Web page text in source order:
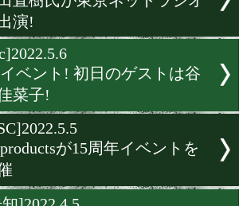
[rsc]2022.6.19
田中恒成×rscproductsコラ
ャツが完成
[告知]2022.6.9
東京ネットラジオに阿部麗
出演!